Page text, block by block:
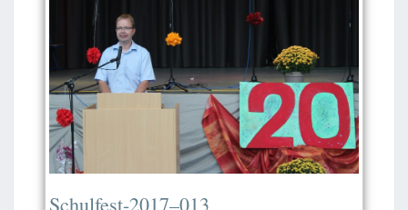
Schulfest-2017–013